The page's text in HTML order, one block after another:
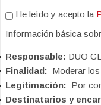
He leído y acepto la
Información básica
Responsable: DUO
Finalidad: Moderar
Legitimación: Por
Destinatarios y